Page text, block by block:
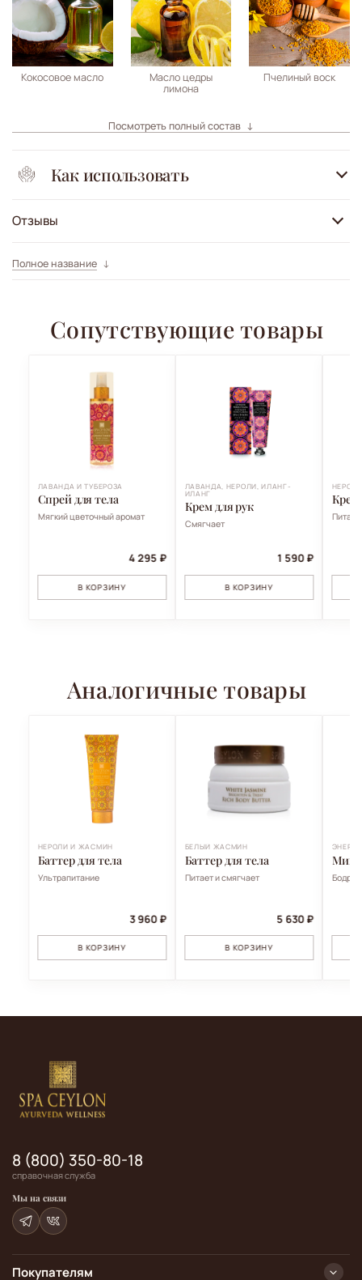
Кокосовое масло
Масло цедры
лимона
Пчелиный воск
Посмотреть полный состав
Как использовать
Отзывы
Полное название
Сопутствующие товары
ЛАВАНДА И ТУБЕРОЗА
Спрей для тела
Мягкий цветочный аромат
4 295 ₽
В КОРЗИНУ
ЛАВАНДА, НЕРОЛИ, ИЛАНГ-
ИЛАНГ
Крем для рук
Смягчает
1 590 ₽
В КОРЗИНУ
Крем
Питает
Аналогичные товары
НЕРОЛИ И ЖАСМИН
Баттер для тела
Ультрапитание
3 960 ₽
В КОРЗИНУ
БЕЛЫЙ ЖАСМИН
Баттер для тела
Питает и смягчает
5 630 ₽
В КОРЗИНУ
Бодрит
Покупателям
8 (800) 350-80-18
справочная служба
Мы на связи